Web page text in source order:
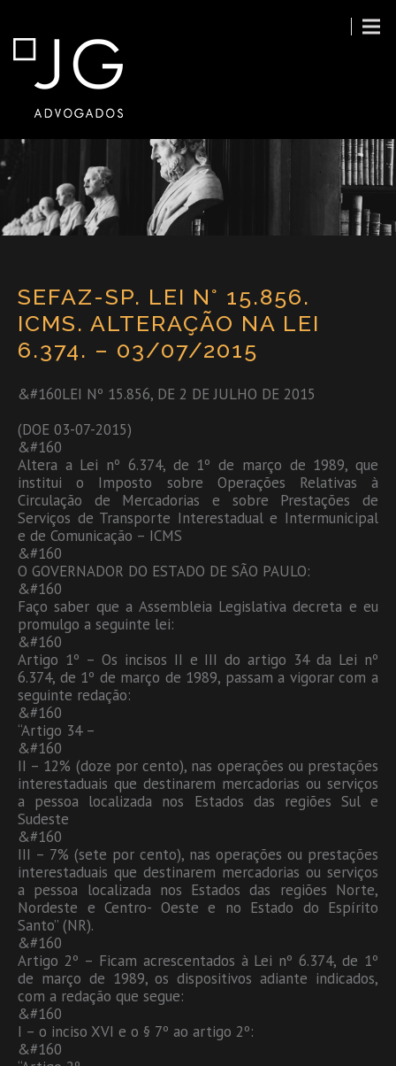
SEFAZ-SP. LEI N° 15.856.
ICMS. ALTERAÇÃO NA LEI
6.374. – 03/07/2015
&#160LEI Nº 15.856, DE 2 DE JULHO DE 2015
(DOE 03-07-2015)
&#160
Altera a Lei nº 6.374, de 1º de março de 1989, que
institui o Imposto sobre Operações Relativas à
Circulação de Mercadorias e sobre Prestações de
Serviços de Transporte Interestadual e Intermunicipal
e de Comunicação – ICMS
&#160
O GOVERNADOR DO ESTADO DE SÃO PAULO:
&#160
Faço saber que a Assembleia Legislativa decreta e eu
promulgo a seguinte lei:
&#160
Artigo 1º – Os incisos II e III do artigo 34 da Lei nº
6.374, de 1º de março de 1989, passam a vigorar com a
seguinte redação:
&#160
“Artigo 34 –
&#160
II – 12% (doze por cento), nas operações ou prestações
interestaduais que destinarem mercadorias ou serviços
a pessoa localizada nos Estados das regiões Sul e
Sudeste
&#160
III – 7% (sete por cento), nas operações ou prestações
interestaduais que destinarem mercadorias ou serviços
a pessoa localizada nos Estados das regiões Norte,
Nordeste e Centro- Oeste e no Estado do Espírito
Santo” (NR).
&#160
Artigo 2º – Ficam acrescentados à Lei nº 6.374, de 1º
de março de 1989, os dispositivos adiante indicados,
com a redação que segue:
&#160
I – o inciso XVI e o § 7º ao artigo 2º:
&#160